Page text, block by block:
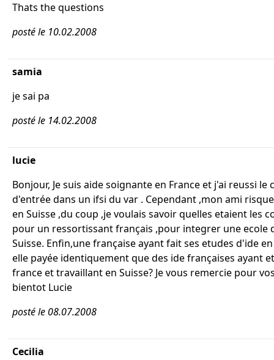
Thats the questions
posté le 10.02.2008
samia
je sai pa
posté le 14.02.2008
lucie
Bonjour, Je suis aide soignante en France et j'ai reussi le
d'entrée dans un ifsi du var . Cependant ,mon ami
en Suisse ,du coup ,je voulais savoir quelles etaient les
pour un ressortissant français ,pour integrer une ecole
Suisse. Enfin,une française ayant fait ses etudes d'ide
elle payée identiquement que des ide françaises ayant
france et travaillant en Suisse? Je vous remercie pour
bientot Lucie
posté le 08.07.2008
Cecilia